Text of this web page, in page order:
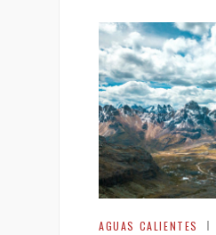
AGUAS CALIENTES